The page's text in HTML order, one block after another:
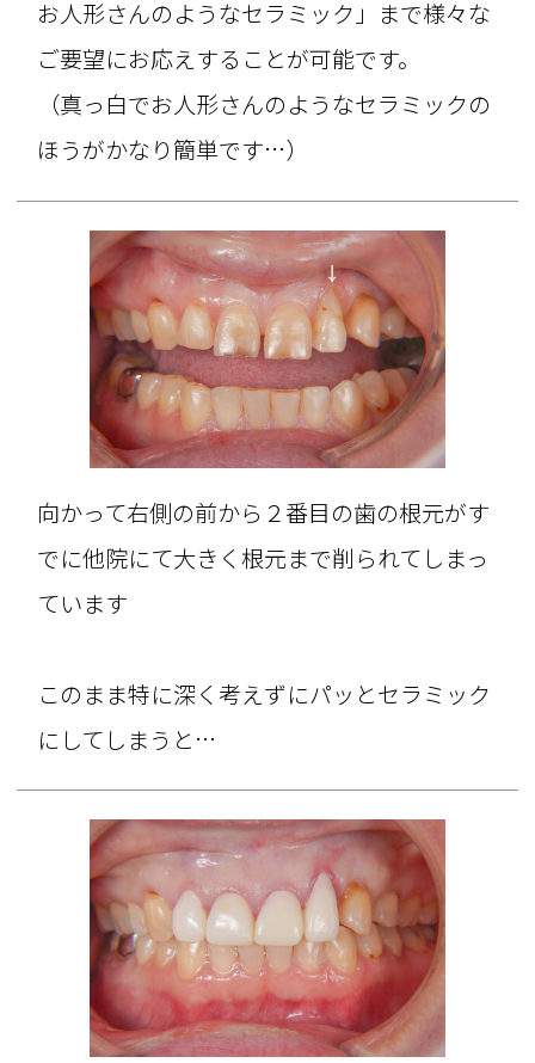
お人形さんのようなセラミック」まで様々な
ご要望にお応えすることが可能です。
（真っ白でお人形さんのようなセラミックの
ほうがかなり簡単です…）
向かって右側の前から２番目の歯の根元がす
でに他院にて大きく根元まで削られてしまっ
ています
このまま特に深く考えずにパッとセラミック
にしてしまうと…